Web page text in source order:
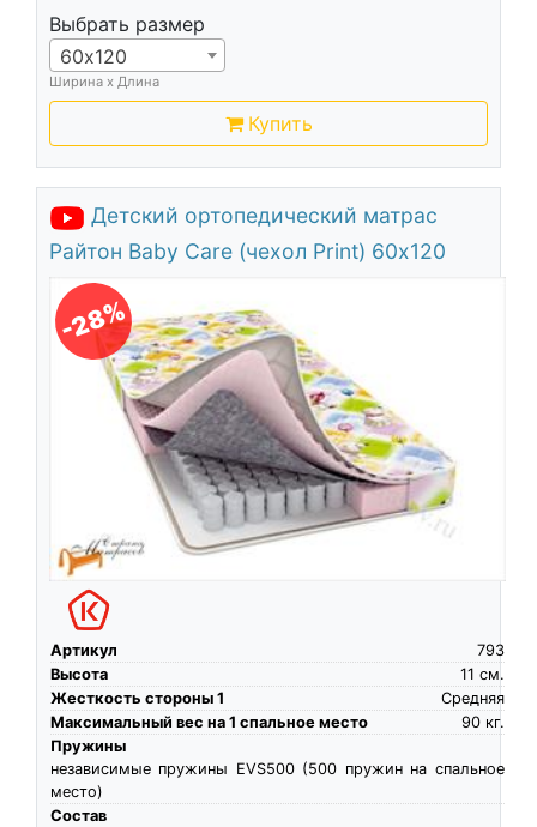
Выбрать размер
60х120
Ширина х Длина
Купить
Детский ортопедический матрас
Райтон Baby Care (чехол Print) 60х120
-28%
Артикул
793
Высота
см.
11
Жесткость стороны 1
Средняя
Максимальный вес на 1 спальное место
кг.
90
Пружины
независимые пружины EVS500 (500 пружин на спальное
место)
Состав